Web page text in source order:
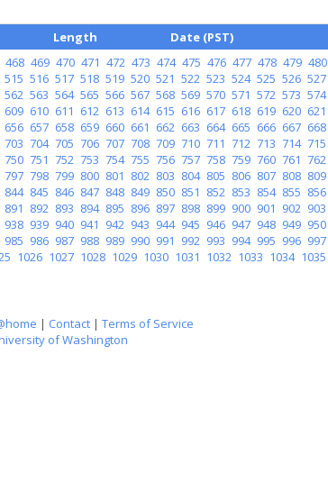
Length Date (PST)
468 469 470 471 472 473 474 475 476 477 478 479 480
515 516 517 518 519 520 521 522 523 524 525 526 527
562 563 564 565 566 567 568 569 570 571 572 573 574
609 610 611 612 613 614 615 616 617 618 619 620 621
656 657 658 659 660 661 662 663 664 665 666 667 668
703 704 705 706 707 708 709 710 711 712 713 714 715
750 751 752 753 754 755 756 757 758 759 760 761 762
797 798 799 800 801 802 803 804 805 806 807 808 809
844 845 846 847 848 849 850 851 852 853 854 855 856
891 892 893 894 895 896 897 898 899 900 901 902 903
938 939 940 941 942 943 944 945 946 947 948 949 950
985 986 987 988 989 990 991 992 993 994 995 996 997
1026 1027 1028 1029 1030 1031 1032 1033 1034 1035
| Contact | Terms of Service
of Washington